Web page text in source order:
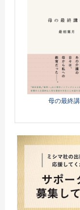
母の最終